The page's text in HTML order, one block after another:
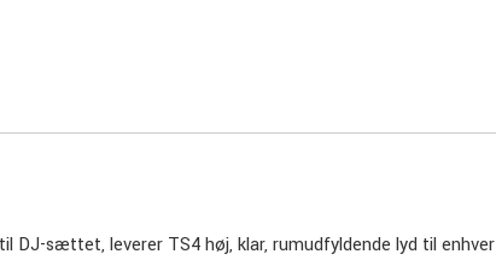
DJ-sættet, leverer TS4 høj, klar, rumudfyldende lyd til enhver